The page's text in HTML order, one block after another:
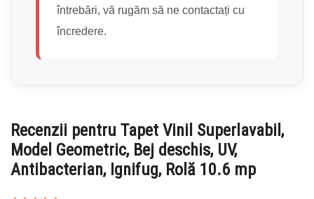
întrebări, vă rugăm să ne contactați cu
încredere.
Recenzii pentru Tapet Vinil Superlavabil,
Model Geometric, Bej deschis, UV,
Antibacterian, Ignifug, Rolă 10.6 mp